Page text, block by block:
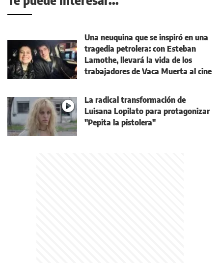
Una neuquina que se inspiró en una
tragedia petrolera: con Esteban
Lamothe, llevará la vida de los
trabajadores de Vaca Muerta al cine
La radical transformación de
Luisana Lopilato para protagonizar
"Pepita la pistolera"